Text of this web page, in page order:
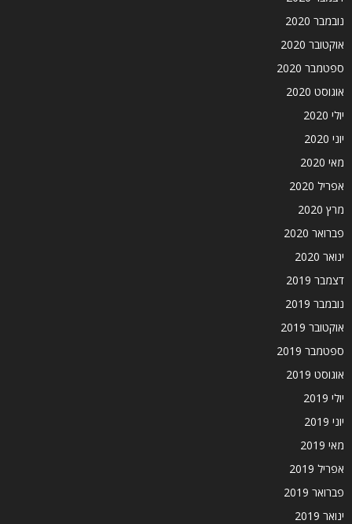
נובמבר 2020
אוקטובר 2020
ספטמבר 2020
אוגוסט 2020
יולי 2020
יוני 2020
מאי 2020
אפריל 2020
מרץ 2020
פברואר 2020
ינואר 2020
דצמבר 2019
נובמבר 2019
אוקטובר 2019
ספטמבר 2019
אוגוסט 2019
יולי 2019
יוני 2019
מאי 2019
אפריל 2019
פברואר 2019
ינואר 2019